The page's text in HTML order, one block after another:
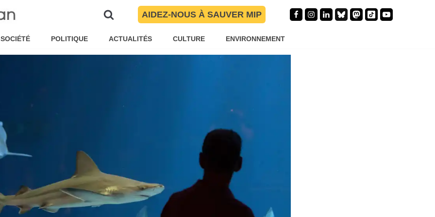
AIDEZ-NOUS À SAUVER MIP
SOCIÉTÉ POLITIQUE ACTUALITÉS CULTURE ENVIRONNEMENT
goutte d’eau porteuse de vie
Torres Loisirs